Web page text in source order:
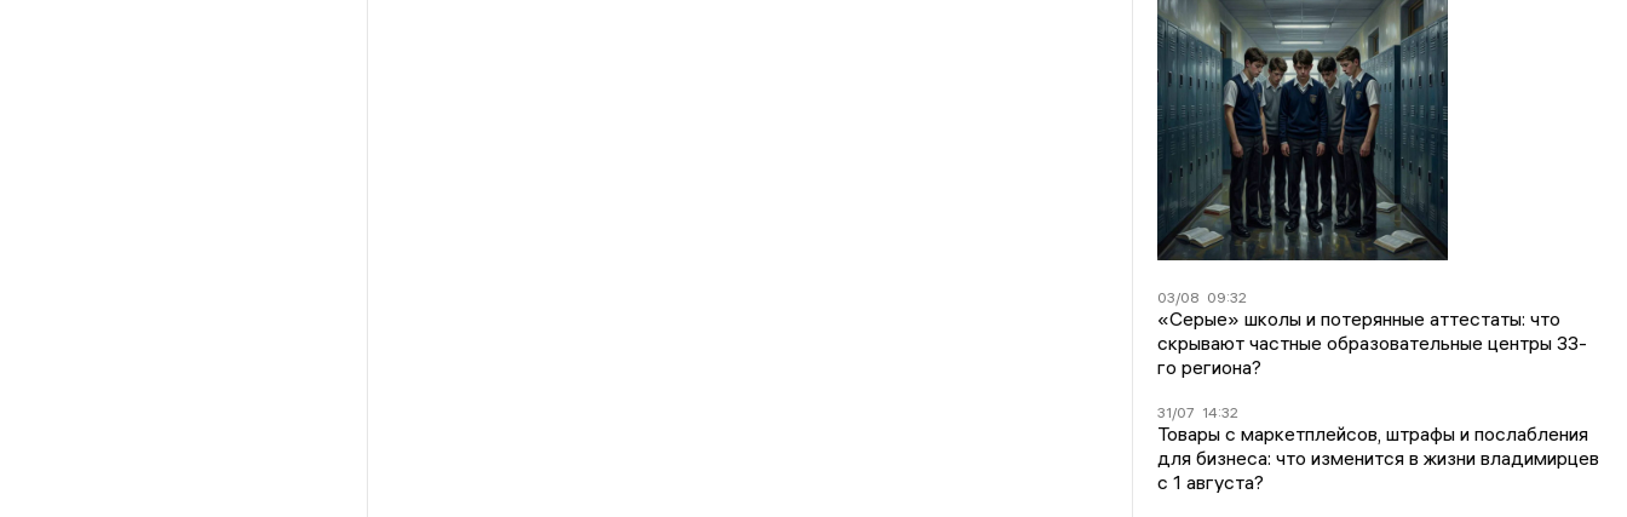
03/08 09:32
«Серые» школы и потерянные аттестаты: что
скрывают частные образовательные центры 33-
го региона?
31/07 14:32
Товары с маркетплейсов, штрафы и послабления
для бизнеса: что изменится в жизни владимирцев
с 1 августа?